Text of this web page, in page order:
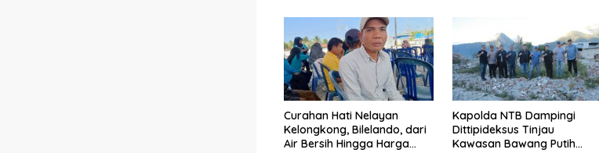
Curahan Hati Nelayan
Kelongkong, Bilelando, dari
Air Bersih Hingga Harga
Kapolda NTB Dampingi
Dittipideksus Tinjau
Kawasan Bawang Putih